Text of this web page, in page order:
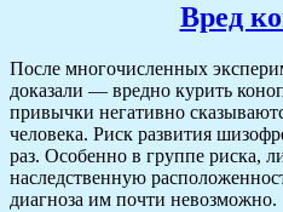
Вред
После многочисленных
доказали — вредно курить
привычки негативно
человека. Риск развития
раз. Особенно в группе риска,
наследственную
диагноза им почти невозможно.